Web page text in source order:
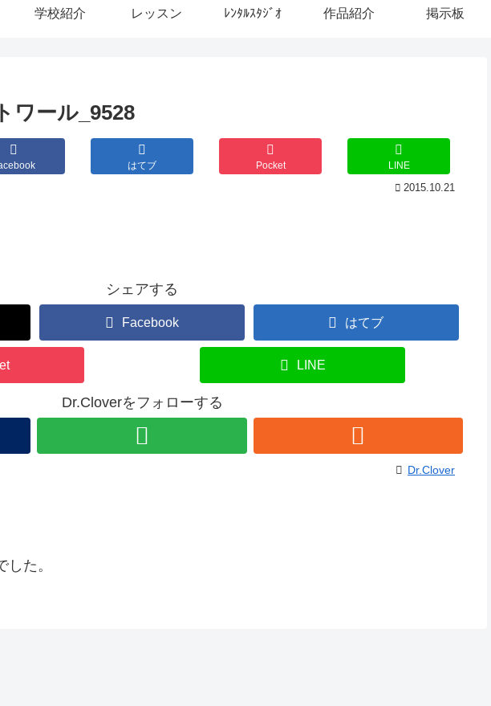
学校紹介 レッスン ﾚﾝﾀﾙｽﾀｼﾞｵ 作品紹介 掲示板
ワール_9528
はてブ Pocket LINE
2015.10.21
シェアする
Facebook はてブ
LINE
Dr.Cloverをフォローする
Dr.Clover
た。